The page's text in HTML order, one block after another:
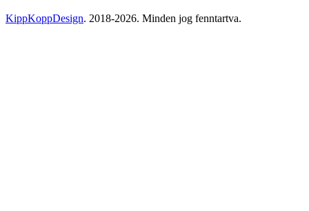
KippKoppDesign. 2018-2026. Minden jog fenntartva.